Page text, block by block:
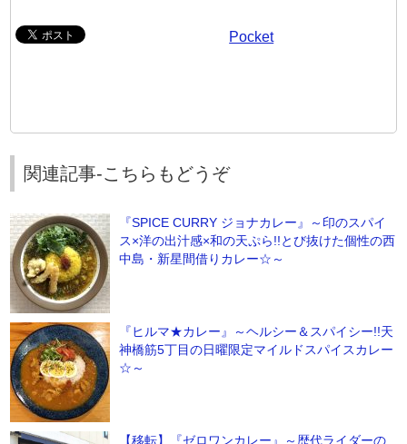
Pocket
関連記事-こちらもどうぞ
『SPICE CURRY ジョナカレー』～印のスパイ
ス×洋の出汁感×和の天ぷら!!とび抜けた個性の西
中島・新星間借りカレー☆～
『ヒルマ★カレー』～ヘルシー＆スパイシー!!天
神橋筋5丁目の日曜限定マイルドスパイスカレー
☆～
【移転】『ゼロワンカレー』～歴代ライダーの